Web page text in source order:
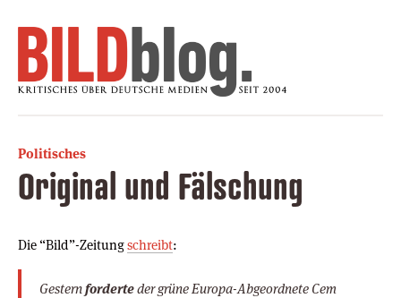
Politisches
Original und Fälschung
Die “Bild”-Zeitungschreibt:
Gesternforderteder grüne Europa-Abgeordnete Cem